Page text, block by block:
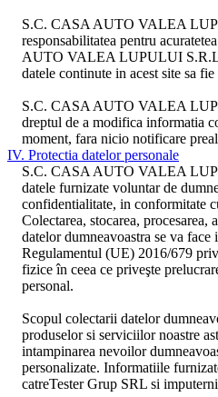
S.C. CASA AUTO VALEA
responsabilitatea pentru
AUTO VALEA LUPULUI
datele continute in acest site sa
S.C. CASA AUTO VALEA
dreptul de a modifica informatia
moment, fara nicio notificare
IV. Protectia datelor personale
S.C. CASA AUTO VALEA
datele furnizate voluntar de
confidentialitate, in conformitate
Colectarea, stocarea, procesarea,
datelor dumneavoastra se va face
Regulamentul (UE) 2016/679
fizice în ceea ce priveşte
personal.
Scopul colectarii datelor
produselor si serviciilor noastre
intampinarea nevoilor
personalizate. Informatiile
catreTester Grup SRL si